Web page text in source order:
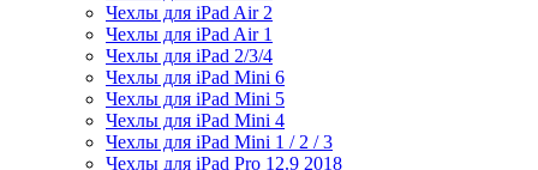
Чехлы для iPad Air 2
Чехлы для iPad Air 1
Чехлы для iPad 2/3/4
Чехлы для iPad Mini 6
Чехлы для iPad Mini 5
Чехлы для iPad Mini 4
Чехлы для iPad Mini 1 / 2 / 3
Чехлы для iPad Pro 12.9 2018